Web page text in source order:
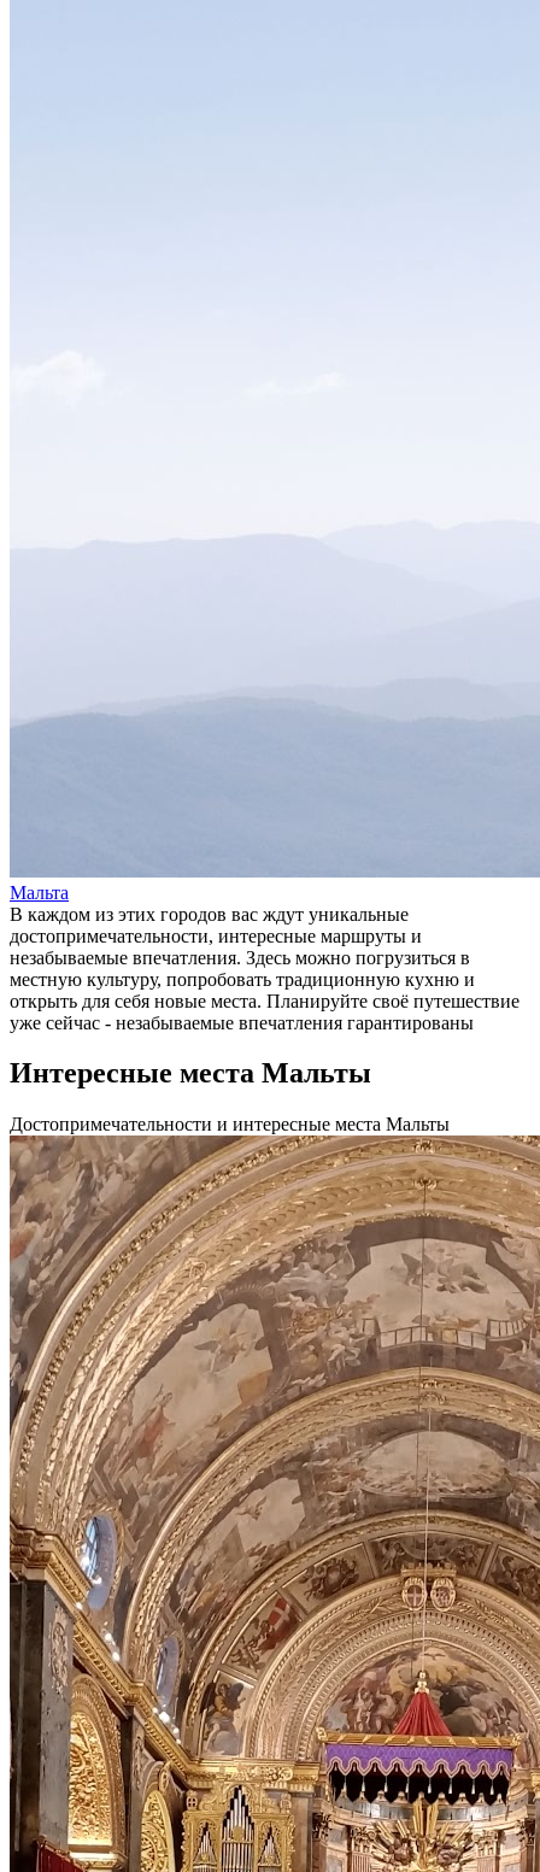
Мальта
В каждом из этих городов вас ждут уникальные
достопримечательности, интересные маршруты и
незабываемые впечатления. Здесь можно погрузиться в
местную культуру, попробовать традиционную кухню и
открыть для себя новые места. Планируйте своё путешествие
уже сейчас - незабываемые впечатления гарантированы
Интересные места Мальты
Достопримечательности и интересные места Мальты